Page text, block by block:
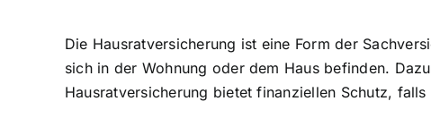
Die Hausratversicherung ist eine Form der
sich in der Wohnung oder dem Haus befinden.
Hausratversicherung bietetfinanziellen Schutz, falls